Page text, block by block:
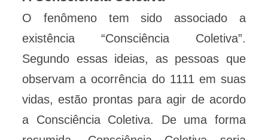
O fenômeno tem sido associado a
existência “Consciência Coletiva”.
Segundo essas ideias, as pessoas que
observam a ocorrência do 1111 em suas
vidas, estão prontas para agir de acordo
a Consciência Coletiva. De uma forma